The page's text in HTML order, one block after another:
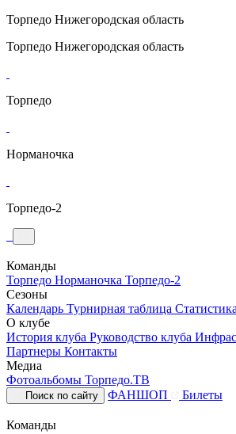
Торпедо Нижегородская область
Торпедо Нижегородская область
Торпедо
Норманочка
Торпедо-2
Команды
Торпедо Норманочка Торпедо-2
Сезоны
Календарь Турнирная таблица
О клубе
История клуба Руководство клуба
Партнеры Контакты
Медиа
Фотоальбомы Торпедо.ТВ
Поиск по сайту ФАНШОП Билеты
Команды